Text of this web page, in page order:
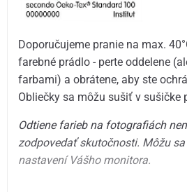
Doporučujeme pranie na max.
farebné prádlo - perte oddelene
farbami) a obrátene, aby ste
Obliečky sa môžu sušiť v sušičke
Odtiene farieb na fotografiách
zodpovedať skutočnosti. Môžu
nastavení Vášho monitora.